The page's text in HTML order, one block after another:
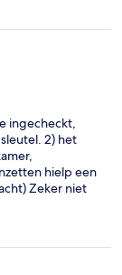
ingecheckt,
2) het
hielp een
Zeker niet
hoger zetten.